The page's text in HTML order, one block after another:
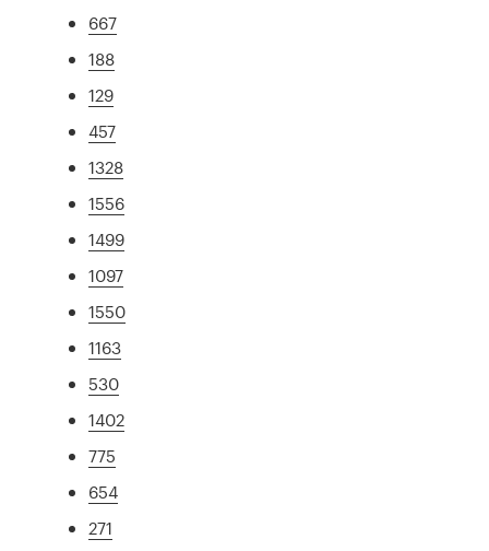
667
188
129
457
1328
1556
1499
1097
1550
1163
530
1402
775
654
271